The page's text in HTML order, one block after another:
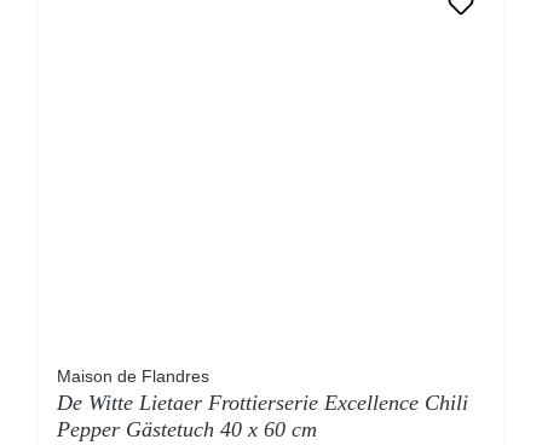
Maison de Flandres
De Witte Lietaer Frottierserie Excellence Chili
Pepper Gästetuch 40 x 60 cm